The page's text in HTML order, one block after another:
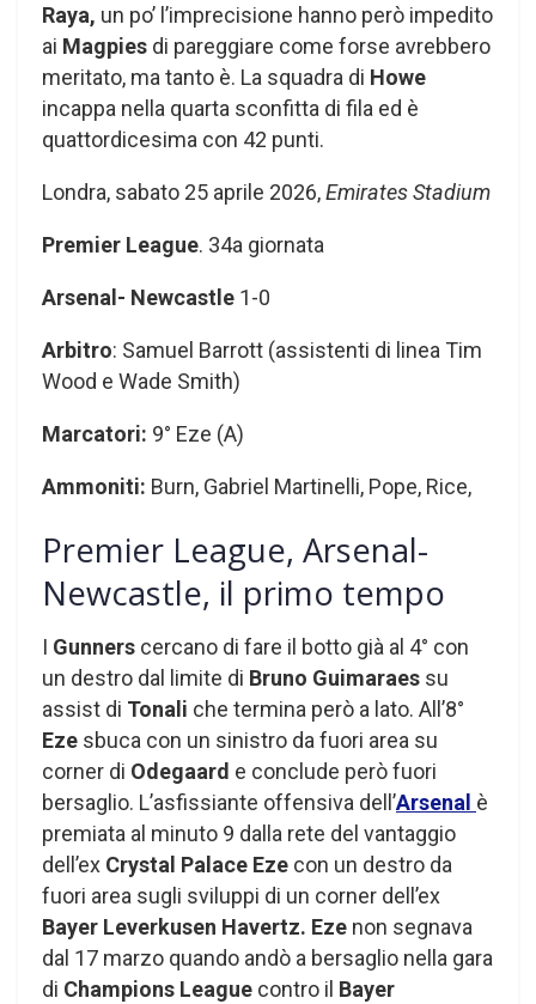
Raya, un po’ l’imprecisione hanno però impedito
ai Magpies di pareggiare come forse avrebbero
meritato, ma tanto è. La squadra di Howe
incappa nella quarta sconfitta di fila ed è
quattordicesima con 42 punti.
Londra, sabato 25 aprile 2026,Emirates Stadium
Premier League. 34a giornata
Arsenal- Newcastle 1-0
Arbitro: Samuel Barrott (assistenti di linea Tim
Wood e Wade Smith)
Marcatori: 9° Eze (A)
Ammoniti: Burn, Gabriel Martinelli, Pope, Rice,
Premier League, Arsenal-
Newcastle, il primo tempo
I Gunners cercano di fare il botto già al 4° con
un destro dal limite di Bruno Guimaraes su
assist di Tonali che termina però a lato. All’8°
Eze sbuca con un sinistro da fuori area su
corner di Odegaard e conclude però fuori
bersaglio. L’asfissiante offensiva dell’Arsenal è
premiata al minuto 9 dalla rete del vantaggio
dell’ex Crystal Palace Eze con un destro da
fuori area sugli sviluppi di un corner dell’ex
Bayer Leverkusen Havertz. Eze non segnava
dal 17 marzo quando andò a bersaglio nella gara
di Champions League contro il Bayer